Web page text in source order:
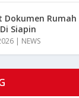
Dokumen Rumah
Siapin
| NEWS